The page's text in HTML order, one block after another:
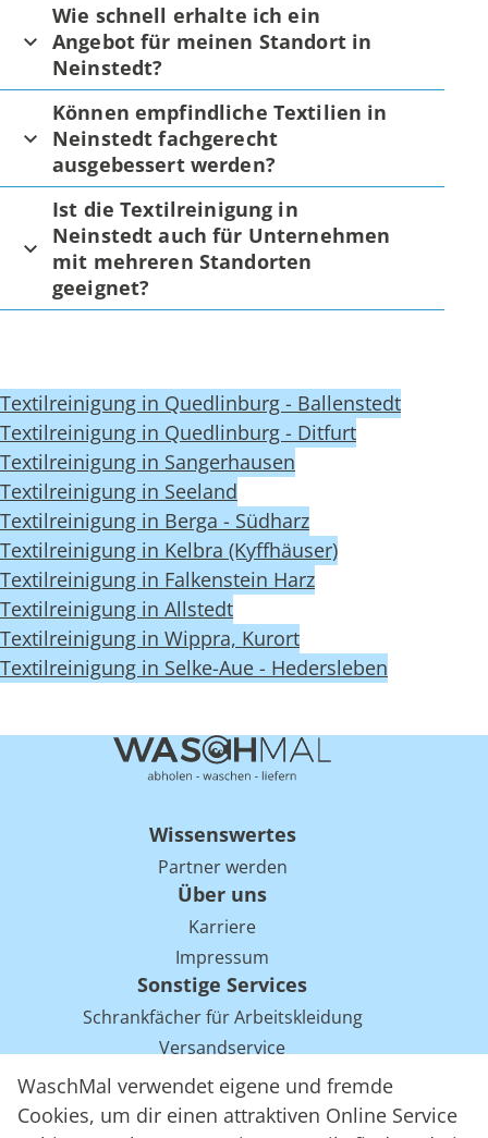
WaschMal verwendet eigene und fremde
Cookies, um dir einen attraktiven Online Service
Wie schnell erhalte ich ein
Angebot für meinen Standort in
Neinstedt?
Können empfindliche Textilien in
Neinstedt fachgerecht
ausgebessert werden?
Ist die Textilreinigung in
Neinstedt auch für Unternehmen
mit mehreren Standorten
geeignet?
Textilreinigung in Quedlinburg - Ballenstedt
Textilreinigung in Quedlinburg - Ditfurt
Textilreinigung in Sangerhausen
Textilreinigung in Seeland
Textilreinigung in Berga - Südharz
Textilreinigung in Kelbra (Kyffhäuser)
Textilreinigung in Falkenstein Harz
Textilreinigung in Allstedt
Textilreinigung in Wippra, Kurort
Textilreinigung in Selke-Aue - Hedersleben
Wissenswertes
Partner werden
Über uns
Karriere
Impressum
Sonstige Services
Schrankfächer für Arbeitskleidung
Versandservice
Einsparpotentiale für Mietwäsche bei Arbeitskleidung
Arbeitskleidung Tracking mit RFID